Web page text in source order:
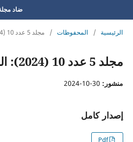
ضاد
الرئيسية / المحفوظات / مجلد 5 عدد 10 (2024): العدد العاشر
مجلد 5 عدد 10 (2024): العدد العاشر
منشور: 30-10-2024
إصدار كامل
Pdf